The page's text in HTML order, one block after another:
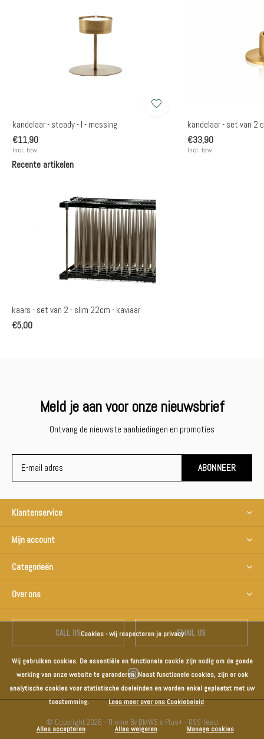
kandelaar - steady - l - messing
€11,90
Incl. btw
kandelaar - set van 2
€33,90
Incl. btw
Recente artikelen
kaars - set van 2 - slim 22cm - kaviaar
€5,00
Meld je aan voor onze nieuwsbrief
Ontvang de nieuwste aanbiedingen en promoties
ABONNEER
Klantenservice
Mijn account
Categorieën
Over ons
CALL US EMAIL US
© Copyright2026 - Theme By DMWS x Plus+- RSS-feed
Cookies - wij respecteren je privacy
Wij gebruiken cookies. De essentiële en functionele cookie zijn nodig om de goede
werking van onze website te garanderen. Naast functionele cookies, zijn er ook
analytische cookies voor statistische doeleinden en worden enkel geplaatst met uw
toestemming.
Lees meer over ons Cookiebeleid
Alles accepteren Alles weigeren Manage cookies